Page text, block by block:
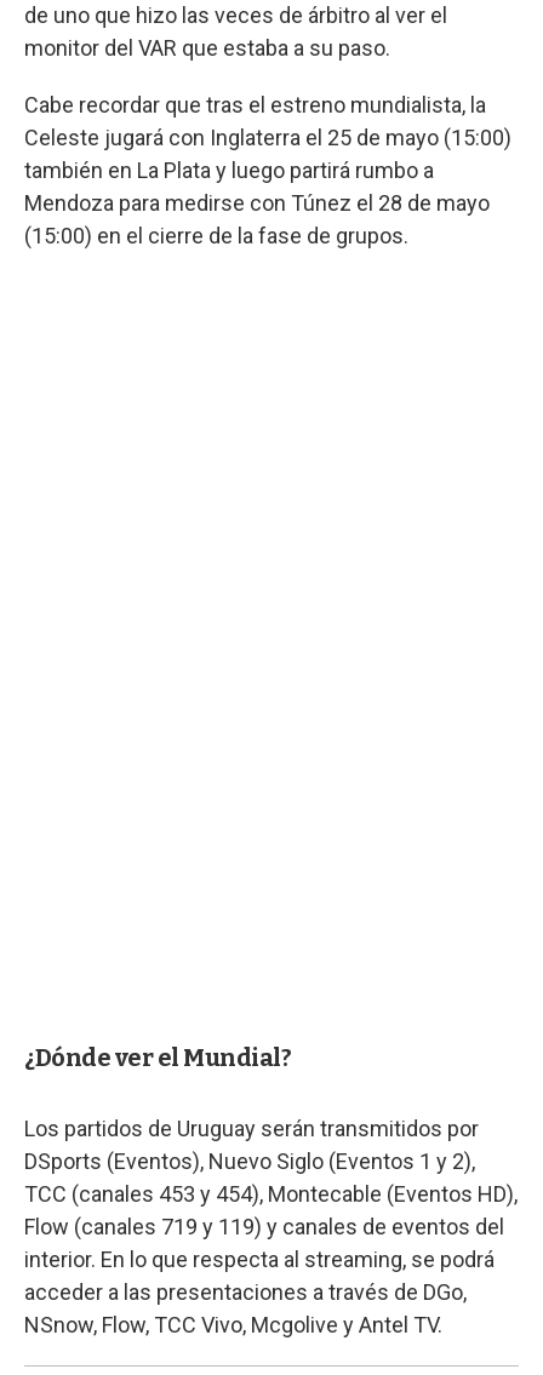
de uno que hizo las veces de árbitro al ver el
monitor del VAR que estaba a su paso.
Cabe recordar que tras el estreno mundialista, la
Celeste jugará con Inglaterra el 25 de mayo (15:00)
también en La Plata y luego partirá rumbo a
Mendoza para medirse con Túnez el 28 de mayo
(15:00) en el cierre de la fase de grupos.
¿Dónde ver el Mundial?
Los partidos de Uruguay serán transmitidos por
DSports (Eventos), Nuevo Siglo (Eventos 1 y 2),
TCC (canales 453 y 454), Montecable (Eventos HD),
Flow (canales 719 y 119) y canales de eventos del
interior. En lo que respecta al streaming, se podrá
acceder a las presentaciones a través de DGo,
NSnow, Flow, TCC Vivo, Mcgolive y Antel TV.